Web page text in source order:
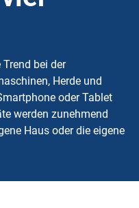
bei der
Herde und
oder Tablet
werden zunehmend
Haus oder die eigene